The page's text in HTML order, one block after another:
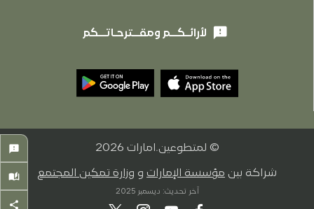
feedback
auto_stories
share
feedback لأرائـكــم ومقــترحـاتــكم
© لمتطوعين.امارات 2026
شراكة بين مؤسسة الإمارات و وزارة تمكين المجتمع
آخر تحديث: ديسمبر 2025
هل سبق لك التسجيل في متطوعين.امارات ؟